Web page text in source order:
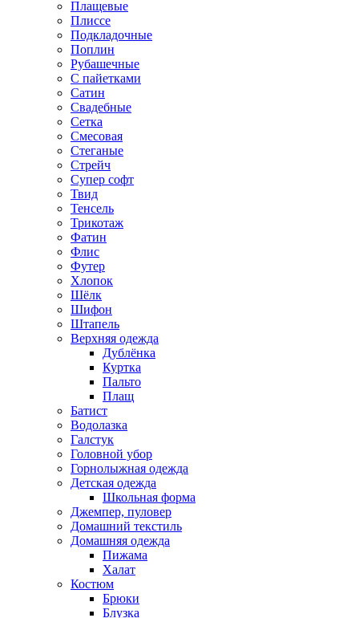
Плащевые
Плиссе
Подкладочные
Поплин
Рубашечные
С пайетками
Сатин
Свадебные
Сетка
Смесовая
Стеганые
Стрейч
Супер софт
Твид
Тенсель
Трикотаж
Фатин
Флис
Футер
Хлопок
Шёлк
Шифон
Штапель
Верхняя одежда
Дублёнка
Куртка
Пальто
Плащ
Батист
Водолазка
Галстук
Головной убор
Горнолыжная одежда
Детская одежда
Школьная форма
Джемпер, пуловер
Домашний текстиль
Домашняя одежда
Пижама
Халат
Костюм
Брюки
Блузка